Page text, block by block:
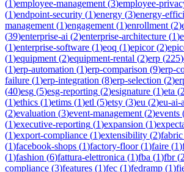
(1)employee-management (3)employee-
(1)endpoint-security (1)energy (3)energy-
management (1)engagement (1)enrollment (2)
(39)enterprise-ai (2)enterprise-architecture (1)
(1)enterprise-software (1)eoq (1)epicor(2)
(1)equipment (2)equipment-rental (2)erp (225)
(1)erp-automation (1)erp-comparison (9)erp-
failure (1)erp-integration (8)erp-selection (2)
(40)esg (5)esg-reporting (2)esignature (1)eta (2
(1)ethics (1)etims (1)etl (5)etsy (3)eu (2)eu-ai-
(2)evaluation (3)event-management (2)events
(1)executive-reporting (1)expansion (1)
(1)export-compliance (1)extensibility (2)fabric
(1)facebook-shops (1)factory-floor(1)faire (1)
(1)fashion (6)fattura-elettronica (1)fba (1)fbr(2
compliance (3)features (1)fec (1)fedramp (1)